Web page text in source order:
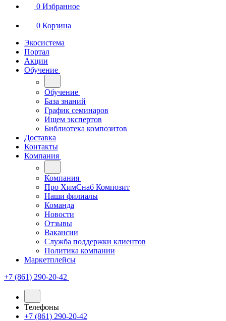
0 Избранное
0 Корзина
Экосистема
Портал
Акции
Обучение
Обучение
База знаний
График семинаров
Ищем экспертов
Библиотека композитов
Доставка
Контакты
Компания
Компания
Про ХимСнаб Композит
Наши филиалы
Команда
Новости
Отзывы
Вакансии
Служба поддержки клиентов
Политика компании
Маркетплейсы
+7 (861) 290-20-42
Телефоны
+7 (861) 290-20-42